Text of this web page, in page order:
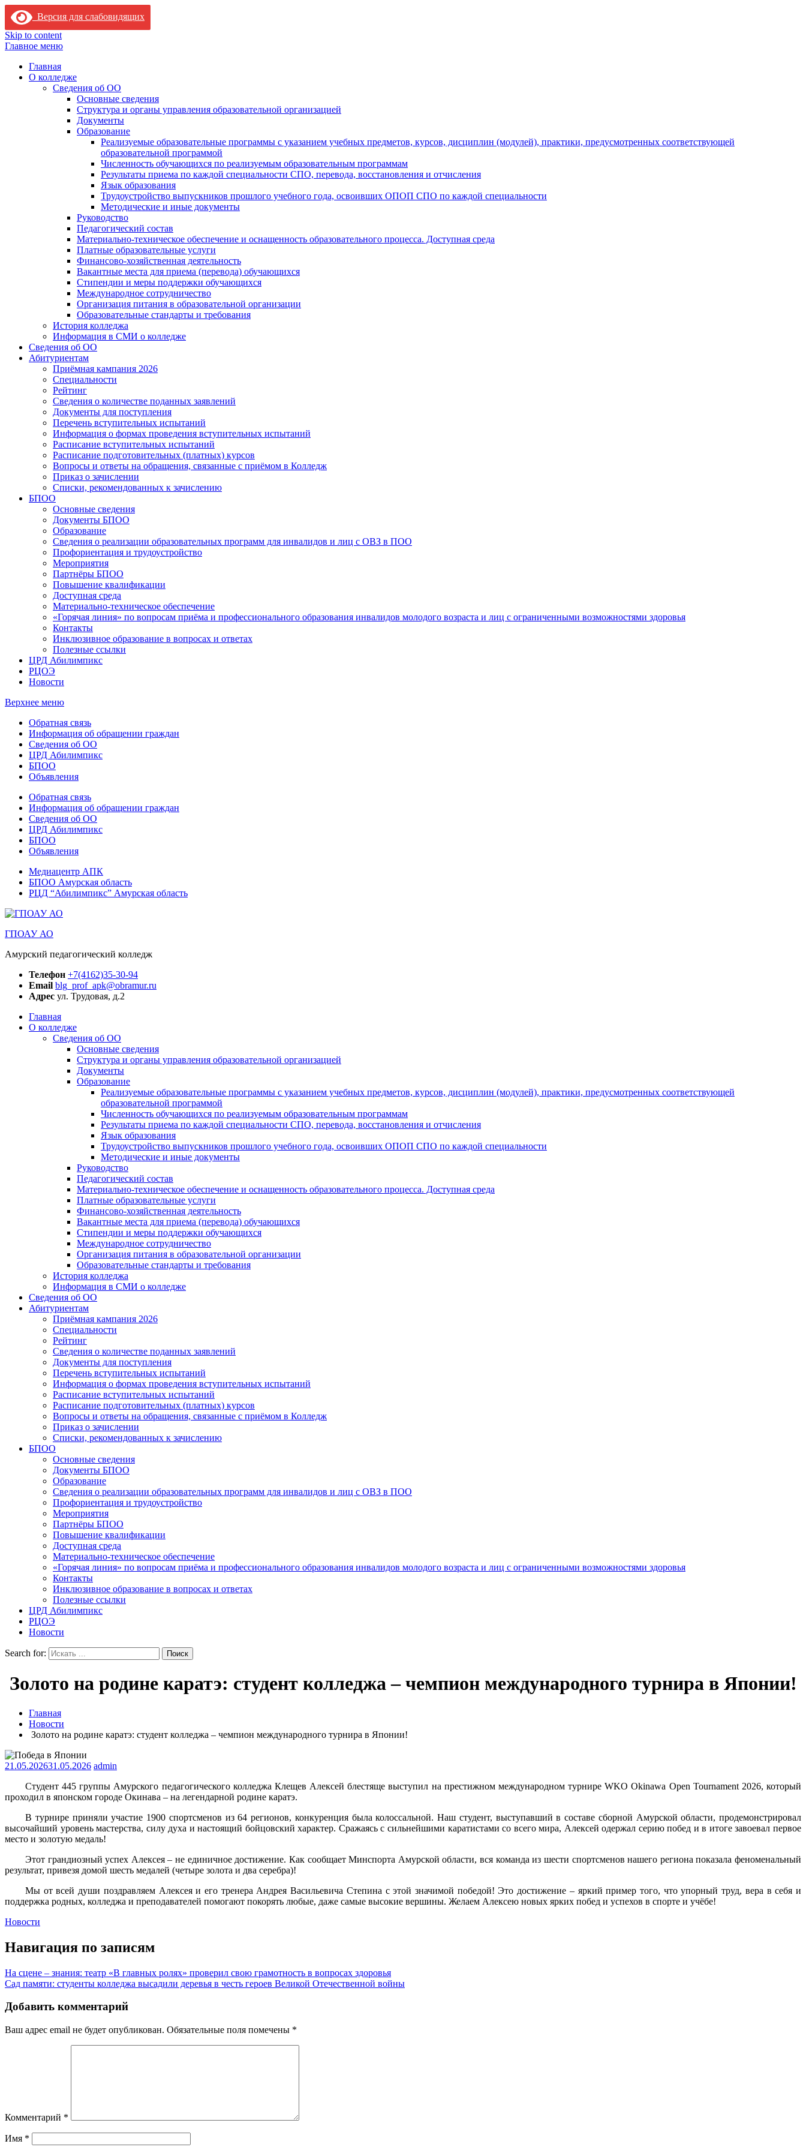
Версия для слабовидящих
Skip to content
Главное меню
Главная
О колледже
Сведения об ОО
Основные сведения
Структура и органы управления образовательной организацией
Документы
Образование
Реализуемые образовательные программы с указанием учебных предметов, курсов, дисциплин (модулей), практики, предусмотренных соответствующей
образовательной программой
Численность обучающихся по реализуемым образовательным программам
Результаты приема по каждой специальности СПО, перевода, восстановления и отчисления
Язык образования
Трудоустройство выпускников прошлого учебного года, освоивших ОПОП СПО по каждой специальности
Методические и иные документы
Руководство
Педагогический состав
Материально-техническое обеспечение и оснащенность образовательного процесса. Доступная среда
Платные образовательные услуги
Финансово-хозяйственная деятельность
Вакантные места для приема (перевода) обучающихся
Стипендии и меры поддержки обучающихся
Международное сотрудничество
Организация питания в образовательной организации
Образовательные стандарты и требования
История колледжа
Информация в СМИ о колледже
Сведения об ОО
Абитуриентам
Приёмная кампания 2026
Специальности
Рейтинг
Сведения о количестве поданных заявлений
Документы для поступления
Перечень вступительных испытаний
Информация о формах проведения вступительных испытаний
Расписание вступительных испытаний
Расписание подготовительных (платных) курсов
Вопросы и ответы на обращения, связанные с приёмом в Колледж
Приказ о зачислении
Списки, рекомендованных к зачислению
БПОО
Основные сведения
Документы БПОО
Образование
Сведения о реализации образовательных программ для инвалидов и лиц с ОВЗ в ПОО
Профориентация и трудоустройство
Мероприятия
Партнёры БПОО
Повышение квалификации
Доступная среда
Материально-техническое обеспечение
«Горячая линия» по вопросам приёма и профессионального образования инвалидов молодого возраста и лиц с ограниченными возможностями здоровья
Контакты
Инклюзивное образование в вопросах и ответах
Полезные ссылки
ЦРД Абилимпикс
РЦОЭ
Новости
Верхнее меню
Обратная связь
Информация об обращении граждан
Сведения об ОО
ЦРД Абилимпикс
БПОО
Объявления
Обратная связь
Информация об обращении граждан
Сведения об ОО
ЦРД Абилимпикс
БПОО
Объявления
Медиацентр АПК
БПОО Амурская область
РЦД “Абилимпикс” Амурская область
ГПОАУ АО
Амурский педагогический колледж
Телефон +7(4162)35-30-94
Email blg_prof_apk@obramur.ru
Адрес ул. Трудовая, д.2
Главная
О колледже
Сведения об ОО
Основные сведения
Структура и органы управления образовательной организацией
Документы
Образование
Реализуемые образовательные программы с указанием учебных предметов, курсов, дисциплин (модулей), практики, предусмотренных соответствующей
образовательной программой
Численность обучающихся по реализуемым образовательным программам
Результаты приема по каждой специальности СПО, перевода, восстановления и отчисления
Язык образования
Трудоустройство выпускников прошлого учебного года, освоивших ОПОП СПО по каждой специальности
Методические и иные документы
Руководство
Педагогический состав
Материально-техническое обеспечение и оснащенность образовательного процесса. Доступная среда
Платные образовательные услуги
Финансово-хозяйственная деятельность
Вакантные места для приема (перевода) обучающихся
Стипендии и меры поддержки обучающихся
Международное сотрудничество
Организация питания в образовательной организации
Образовательные стандарты и требования
История колледжа
Информация в СМИ о колледже
Сведения об ОО
Абитуриентам
Приёмная кампания 2026
Специальности
Рейтинг
Сведения о количестве поданных заявлений
Документы для поступления
Перечень вступительных испытаний
Информация о формах проведения вступительных испытаний
Расписание вступительных испытаний
Расписание подготовительных (платных) курсов
Вопросы и ответы на обращения, связанные с приёмом в Колледж
Приказ о зачислении
Списки, рекомендованных к зачислению
БПОО
Основные сведения
Документы БПОО
Образование
Сведения о реализации образовательных программ для инвалидов и лиц с ОВЗ в ПОО
Профориентация и трудоустройство
Мероприятия
Партнёры БПОО
Повышение квалификации
Доступная среда
Материально-техническое обеспечение
«Горячая линия» по вопросам приёма и профессионального образования инвалидов молодого возраста и лиц с ограниченными возможностями здоровья
Контакты
Инклюзивное образование в вопросах и ответах
Полезные ссылки
ЦРД Абилимпикс
РЦОЭ
Новости
Search for:
Золото на родине каратэ: студент колледжа – чемпион международного турнира в Японии!
Главная
Новости
Золото на родине каратэ: студент колледжа – чемпион международного турнира в Японии!
21.05.202631.05.2026 admin
Студент 445 группы Амурского педагогического колледжа Клещев Алексей блестяще выступил на престижном международном турнире WKO Okinawa Open Tournament 2026, который
проходил в японском городе Окинава – на легендарной родине каратэ.
В турнире приняли участие 1900 спортсменов из 64 регионов, конкуренция была колоссальной. Наш студент, выступавший в составе сборной Амурской области, продемонстрировал
высочайший уровень мастерства, силу духа и настоящий бойцовский характер. Сражаясь с сильнейшими каратистами со всего мира, Алексей одержал серию побед и в итоге завоевал первое
место и золотую медаль!
Этот грандиозный успех Алексея – не единичное достижение. Как сообщает Минспорта Амурской области, вся команда из шести спортсменов нашего региона показала феноменальный
результат, привезя домой шесть медалей (четыре золота и два серебра)!
Мы от всей души поздравляем Алексея и его тренера Андрея Васильевича Степина с этой значимой победой! Это достижение – яркий пример того, что упорный труд, вера в себя и
поддержка родных, колледжа и преподавателей помогают покорять любые, даже самые высокие вершины. Желаем Алексею новых ярких побед и успехов в спорте и учёбе!
Новости
Навигация по записям
На сцене – знания: театр «В главных ролях» проверил свою грамотность в вопросах здоровья
Сад памяти: студенты колледжа высадили деревья в честь героев Великой Отечественной войны
Добавить комментарий
Ваш адрес email не будет опубликован. Обязательные поля помечены *
Комментарий *
Имя *